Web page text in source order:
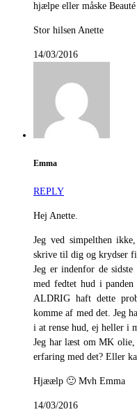
hjælpe eller måske
Stor hilsen Anette
14/03/2016
Emma
REPLY
Hej Anette.
Jeg ved simpelthen
skrive til dig og krydser
Jeg er indenfor de
med fedtet hud i
ALDRIG haft dette
komme af med det. Jeg
i at rense hud, ej heller i
Jeg har læst om MK
erfaring med det? Eller
Hjæælp 🙂 Mvh Emma
14/03/2016